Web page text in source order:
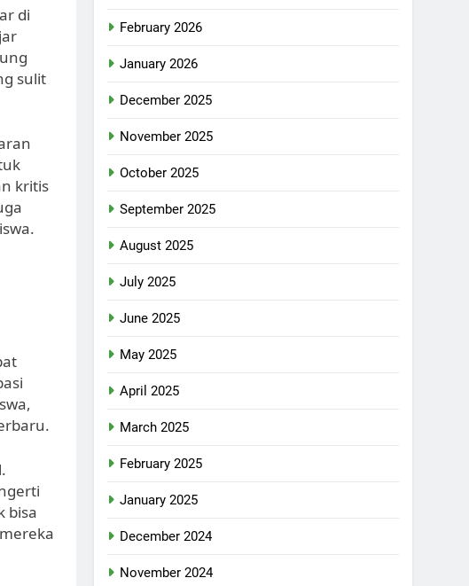
di
sulit
kritis
bisa
February 2026
January 2026
December 2025
November 2025
October 2025
September 2025
August 2025
July 2025
June 2025
May 2025
April 2025
March 2025
February 2025
January 2025
December 2024
November 2024